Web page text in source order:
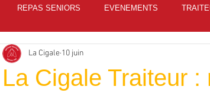
REPAS SENIORS EVENEMENTS
NUTRITION
La Cigale Traiteur
La Cigale 10 juin